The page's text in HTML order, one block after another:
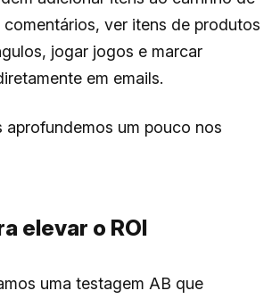
comentários, ver itens de produtos
jogar jogos e marcar
em emails.
aprofundemos um pouco nos
elevar o ROI
uma testagem AB que